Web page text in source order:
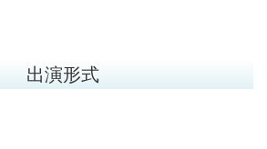
出演形式